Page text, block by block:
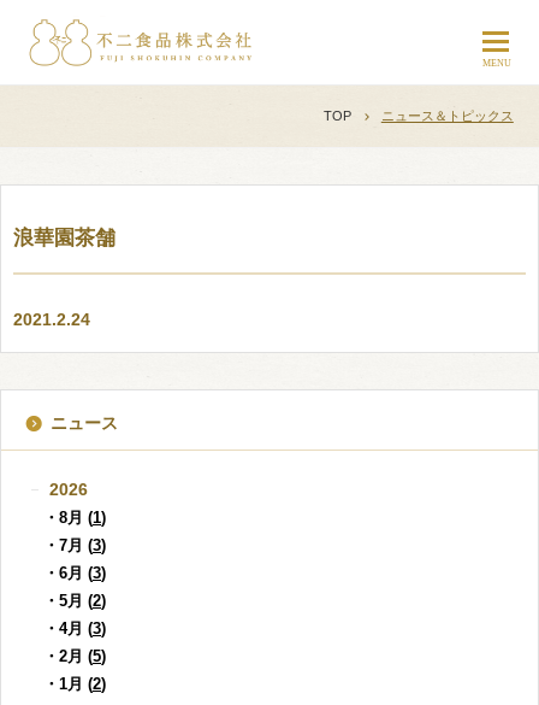
TOP ニュース＆トピックス
浪華園茶舗
2021.2.24
ニュース
2026
・8月 (1)
・7月 (3)
・6月 (3)
・5月 (2)
・4月 (3)
・2月 (5)
・1月 (2)